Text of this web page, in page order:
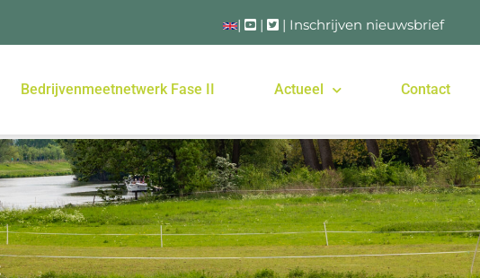
| | | Inschrijven nieuwsbrief
Bedrijvenmeetnetwerk Fase II Actueel Contact